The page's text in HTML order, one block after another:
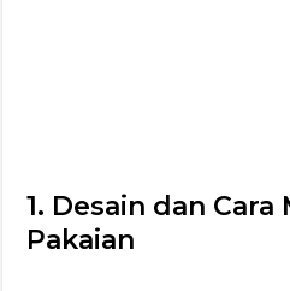
1. Desain dan
Pakaian